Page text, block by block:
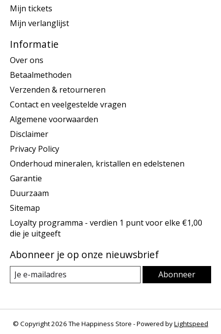
Mijn tickets
Mijn verlanglijst
Informatie
Over ons
Betaalmethoden
Verzenden & retourneren
Contact en veelgestelde vragen
Algemene voorwaarden
Disclaimer
Privacy Policy
Onderhoud mineralen, kristallen en edelstenen
Garantie
Duurzaam
Sitemap
Loyalty programma - verdien 1 punt voor elke €1,00
die je uitgeeft
Abonneer je op onze nieuwsbrief
Abonneer
© Copyright 2026 The Happiness Store - Powered byLightspeed